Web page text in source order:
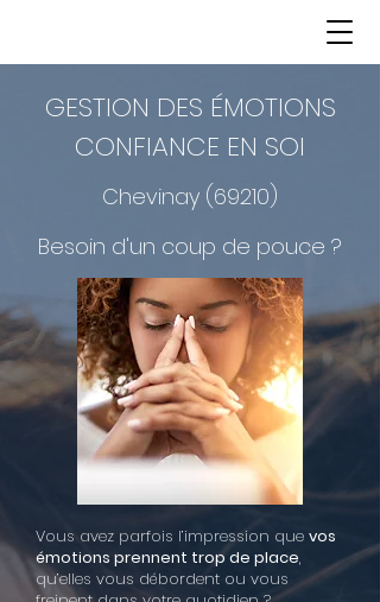
GESTION DES ÉMOTIONS
CONFIANCE EN SOI
Chevinay (69210)
Besoin d'un coup de pouce ?
Vous avez parfois l’impression que vos
émotions prennent trop de place,
qu’elles vous débordent ou vous